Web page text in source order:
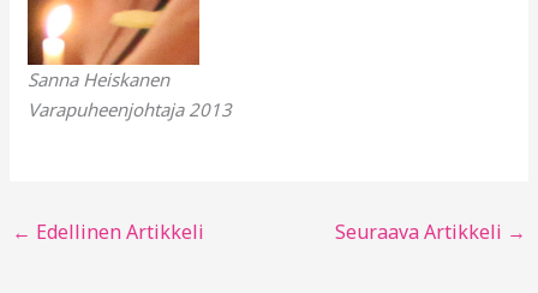
Sanna Heiskanen
Varapuheenjohtaja 2013
← Edellinen Artikkeli Seuraava Artikkeli →